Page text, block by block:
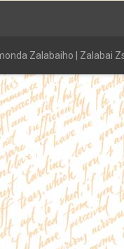
Zalabaiho | Zalabai